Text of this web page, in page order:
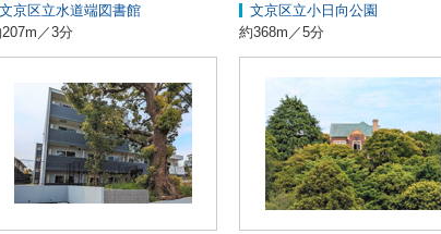
文京区立水道端図書館
／3分
文京区立小日向公園
約368m／5分